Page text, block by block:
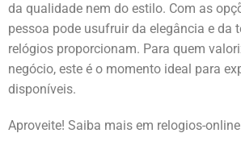
da qualidade nem do estilo. Com as
pessoa pode usufruir da elegância e da
relógios proporcionam. Para quem
negócio, este é o momento ideal para
disponíveis.
Aproveite! Saiba mais em relogios-